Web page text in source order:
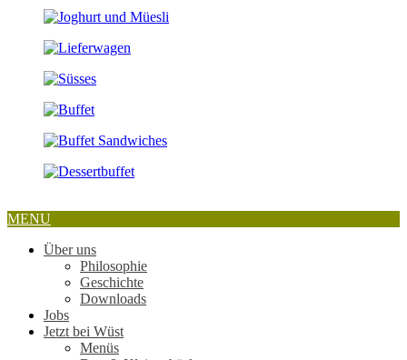
MENU
Über uns
Philosophie
Geschichte
Downloads
Jobs
Jetzt bei Wüst
Menüs